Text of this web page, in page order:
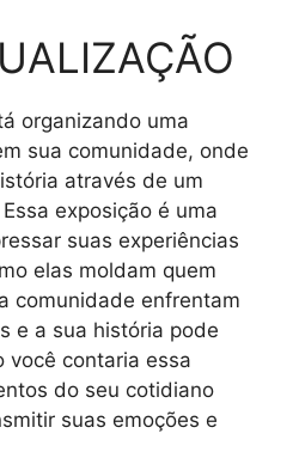
organizando uma
sua comunidade, onde
através de um
exposição é uma
suas experiências
elas moldam quem
comunidade enfrentam
e a sua história pode
você contaria essa
do seu cotidiano
suas emoções e